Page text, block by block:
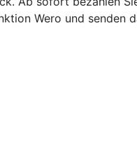
Wero und senden